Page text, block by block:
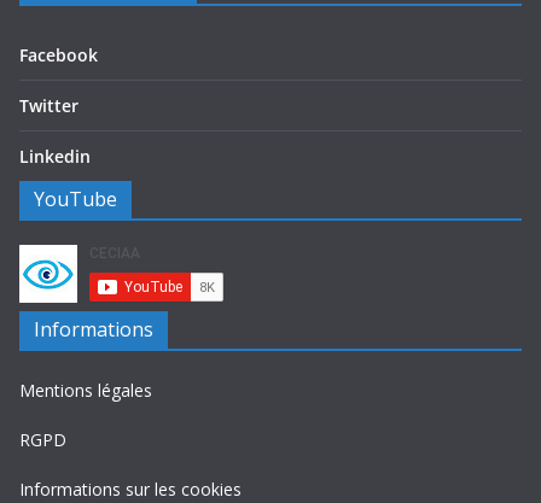
Facebook
Twitter
Linkedin
YouTube
Informations
Mentions légales
RGPD
Informations sur les cookies